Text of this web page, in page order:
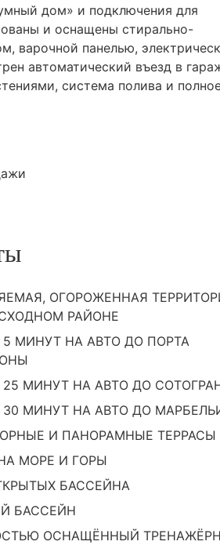
дом» и подключения для
и оснащены стирально-
варочной панелью,
автоматический въезд в
система полива и
ОГОРОЖЕННАЯ
РАЙОНЕ
5 МИНУТ НА АВТО ДО ПОРТА
МИНУТ НА АВТО ДО
30 МИНУТ НА АВТО ДО
И ПАНОРАМНЫЕ ТЕРРАСЫ
МОРЕ И ГОРЫ
БАССЕЙНА
БАССЕЙН
ОСНАЩЁННЫЙ